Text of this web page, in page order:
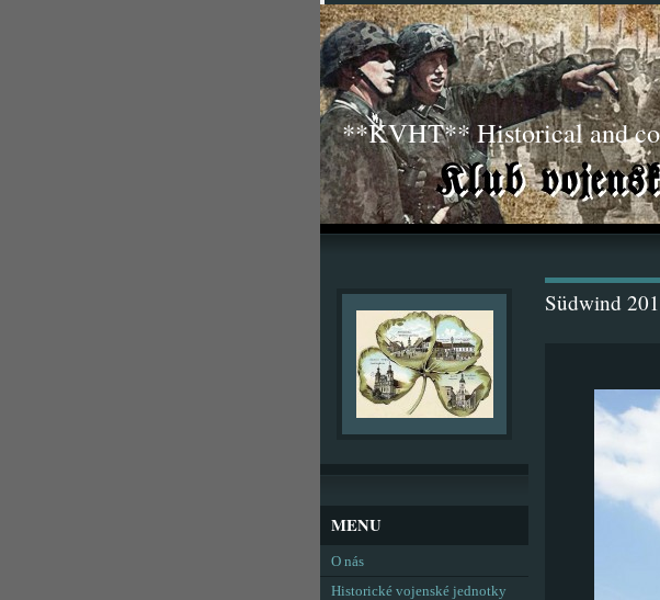
**KVHT** Historical and
Südwind
MENU
O nás
Historické vojenské jednotky